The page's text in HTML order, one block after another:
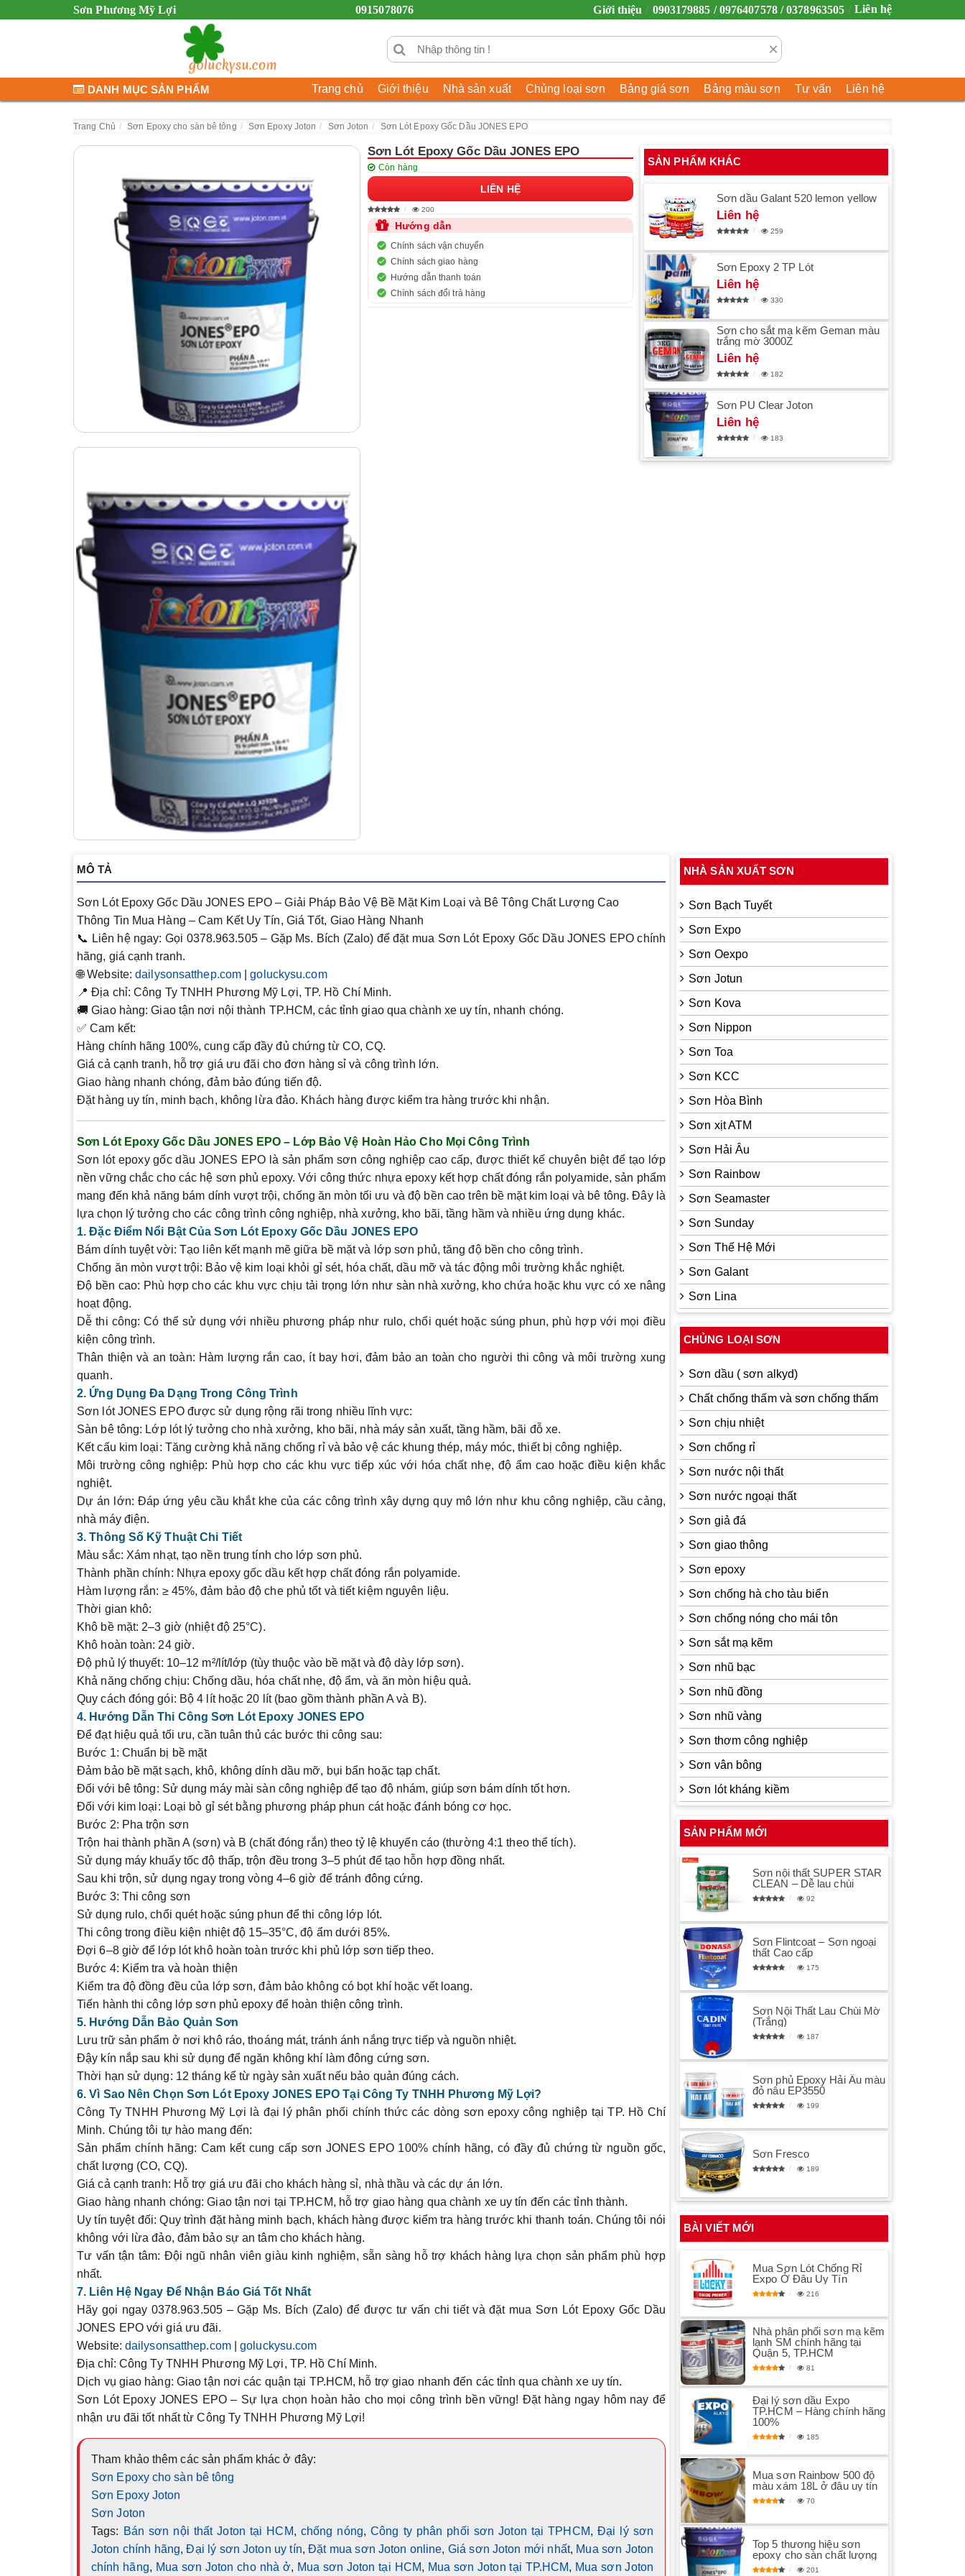
Sơn Phương Mỹ Lợi 0915078076 Giới thiệu 0903179885 / 0976407578 / 0378963505 Liên hệ
×
Trang chủ Giới thiệu Nhà sản xuất Chủng loại sơn Bảng giá sơn Bảng màu sơn Tư vấn Liên hệ
DANH MỤC SẢN PHẨM
Trang Chủ Sơn Epoxy cho sàn bê tông Sơn Epoxy Joton Sơn Joton Sơn Lót Epoxy Gốc Dầu JONES EPO
Sơn Lót Epoxy Gốc Dầu JONES EPO
Còn hàng
LIÊN HỆ
200
Hướng dẫn
Chính sách vận chuyển
Chính sách giao hàng
Hướng dẫn thanh toán
Chính sách đổi trả hàng
SẢN PHẨM KHÁC
Sơn dầu Galant 520 lemon yellow
Liên hệ
259
Sơn Epoxy 2 TP Lót
Liên hệ
330
Sơn cho sắt mạ kẽm Geman màu
trắng mờ 3000Z
Liên hệ
182
Sơn PU Clear Joton
Liên hệ
183
MÔ TẢ
Sơn Lót Epoxy Gốc Dầu JONES EPO – Giải Pháp Bảo Vệ Bề Mặt Kim Loại và Bê Tông Chất Lượng Cao
Thông Tin Mua Hàng – Cam Kết Uy Tín, Giá Tốt, Giao Hàng Nhanh
📞 Liên hệ ngay: Gọi 0378.963.505– Gặp Ms. Bích (Zalo) để đặt mua Sơn Lót Epoxy Gốc Dầu JONES EPO chính
hãng, giá cạnh tranh.
🌐Website:dailysonsatthep.com |goluckysu.com
📍Địa chỉ: Công Ty TNHH Phương Mỹ Lợi, TP. Hồ Chí Minh.
🚚Giao hàng: Giao tận nơi nội thành TP.HCM, các tỉnh giao qua chành xe uy tín, nhanh chóng.
✅Cam kết:
Hàng chính hãng 100%, cung cấp đầy đủ chứng từ CO, CQ.
Giá cả cạnh tranh, hỗ trợ giá ưu đãi cho đơn hàng sỉ và công trình lớn.
Giao hàng nhanh chóng, đảm bảo đúng tiến độ.
Đặt hàng uy tín, minh bạch, không lừa đảo. Khách hàng được kiểm tra hàng trước khi nhận.
Sơn Lót Epoxy Gốc Dầu JONES EPO – Lớp Bảo Vệ Hoàn Hảo Cho Mọi Công Trình
Sơn lót epoxy gốc dầu JONES EPO là sản phẩm sơn công nghiệp cao cấp, được thiết kế chuyên biệt để tạo lớp
nền vững chắc cho các hệ sơn phủ epoxy. Với công thức nhựa epoxy kết hợp chất đóng rắn polyamide, sản phẩm
mang đến khả năng bám dính vượt trội, chống ăn mòn tối ưu và độ bền cao trên bề mặt kim loại và bê tông. Đây là
lựa chọn lý tưởng cho các công trình công nghiệp, nhà xưởng, kho bãi, tầng hầm và nhiều ứng dụng khác.
1. Đặc Điểm Nổi Bật Của Sơn Lót Epoxy Gốc Dầu JONES EPO
Bám dính tuyệt vời: Tạo liên kết mạnh mẽ giữa bề mặt và lớp sơn phủ, tăng độ bền cho công trình.
Chống ăn mòn vượt trội: Bảo vệ kim loại khỏi gỉ sét, hóa chất, dầu mỡ và tác động môi trường khắc nghiệt.
Độ bền cao: Phù hợp cho các khu vực chịu tải trọng lớn như sàn nhà xưởng, kho chứa hoặc khu vực có xe nâng
hoạt động.
Dễ thi công: Có thể sử dụng với nhiều phương pháp như rulo, chổi quét hoặc súng phun, phù hợp với mọi điều
kiện công trình.
Thân thiện và an toàn: Hàm lượng rắn cao, ít bay hơi, đảm bảo an toàn cho người thi công và môi trường xung
quanh.
2. Ứng Dụng Đa Dạng Trong Công Trình
Sơn lótJONES EPOđược sử dụng rộng rãi trong nhiều lĩnh vực:
Sàn bê tông: Lớp lót lý tưởng cho nhà xưởng, kho bãi, nhà máy sản xuất, tầng hầm, bãi đỗ xe.
Kết cấu kim loại: Tăng cường khả năng chống rỉ và bảo vệ các khung thép, máy móc, thiết bị công nghiệp.
Môi trường công nghiệp: Phù hợp cho các khu vực tiếp xúc với hóa chất nhẹ, độ ẩm cao hoặc điều kiện khắc
nghiệt.
Dự án lớn: Đáp ứng yêu cầu khắt khe của các công trình xây dựng quy mô lớn như khu công nghiệp, cầu cảng,
nhà máy điện.
3. Thông Số Kỹ Thuật Chi Tiết
Màu sắc: Xám nhạt, tạo nền trung tính cho lớp sơn phủ.
Thành phần chính: Nhựa epoxy gốc dầu kết hợp chất đóng rắn polyamide.
Hàm lượng rắn: ≥ 45%, đảm bảo độ che phủ tốt và tiết kiệm nguyên liệu.
Thời gian khô:
Khô bề mặt: 2–3 giờ (nhiệt độ 25°C).
Khô hoàn toàn: 24 giờ.
Độ phủ lý thuyết: 10–12 m²/lít/lớp (tùy thuộc vào bề mặt và độ dày lớp sơn).
Khả năng chống chịu: Chống dầu, hóa chất nhẹ, độ ẩm, và ăn mòn hiệu quả.
Quy cách đóng gói: Bộ 4 lít hoặc 20 lít (bao gồm thành phần A và B).
4. Hướng Dẫn Thi Công Sơn Lót Epoxy JONES EPO
Để đạt hiệu quả tối ưu, cần tuân thủ các bước thi công sau:
Bước 1: Chuẩn bị bề mặt
Đảm bảo bề mặt sạch, khô, không dính dầu mỡ, bụi bẩn hoặc tạp chất.
Đối với bê tông: Sử dụng máy mài sàn công nghiệp để tạo độ nhám, giúp sơn bám dính tốt hơn.
Đối với kim loại: Loại bỏ gỉ sét bằng phương pháp phun cát hoặc đánh bóng cơ học.
Bước 2: Pha trộn sơn
Trộn hai thành phần A (sơn) và B (chất đóng rắn) theo tỷ lệ khuyến cáo (thường 4:1 theo thể tích).
Sử dụng máy khuấy tốc độ thấp, trộn đều trong 3–5 phút để tạo hỗn hợp đồng nhất.
Sau khi trộn, sử dụng ngay trong vòng 4–6 giờ để tránh đông cứng.
Bước 3: Thi công sơn
Sử dụng rulo, chổi quét hoặc súng phun để thi công lớp lót.
Thi công trong điều kiện nhiệt độ 15–35°C, độ ẩm dưới 85%.
Đợi 6–8 giờ để lớp lót khô hoàn toàn trước khi phủ lớp sơn tiếp theo.
Bước 4: Kiểm tra và hoàn thiện
Kiểm tra độ đồng đều của lớp sơn, đảm bảo không có bọt khí hoặc vết loang.
Tiến hành thi công lớp sơn phủ epoxy để hoàn thiện công trình.
5. Hướng Dẫn Bảo Quản Sơn
Lưu trữ sản phẩm ở nơi khô ráo, thoáng mát, tránh ánh nắng trực tiếp và nguồn nhiệt.
Đậy kín nắp sau khi sử dụng để ngăn không khí làm đông cứng sơn.
Thời hạn sử dụng: 12 tháng kể từ ngày sản xuất nếu bảo quản đúng cách.
6. Vì Sao Nên Chọn Sơn Lót Epoxy JONES EPO Tại Công Ty TNHH Phương Mỹ Lợi?
Công Ty TNHH Phương Mỹ Lợi là đại lý phân phối chính thức các dòng sơn epoxy công nghiệp tại TP. Hồ Chí
Minh. Chúng tôi tự hào mang đến:
Sản phẩm chính hãng: Cam kết cung cấp sơn JONES EPO 100% chính hãng, có đầy đủ chứng từ nguồn gốc,
chất lượng (CO, CQ).
Giá cả cạnh tranh: Hỗ trợ giá ưu đãi cho khách hàng sỉ, nhà thầu và các dự án lớn.
Giao hàng nhanh chóng: Giao tận nơi tại TP.HCM, hỗ trợ giao hàng qua chành xe uy tín đến các tỉnh thành.
Uy tín tuyệt đối: Quy trình đặt hàng minh bạch, khách hàng được kiểm tra hàng trước khi thanh toán. Chúng tôi nói
không với lừa đảo, đảm bảo sự an tâm cho khách hàng.
Tư vấn tận tâm: Đội ngũ nhân viên giàu kinh nghiệm, sẵn sàng hỗ trợ khách hàng lựa chọn sản phẩm phù hợp
nhất.
7. Liên Hệ Ngay Để Nhận Báo Giá Tốt Nhất
Hãy gọi ngay 0378.963.505– Gặp Ms. Bích (Zalo) để được tư vấn chi tiết và đặt mua Sơn Lót Epoxy Gốc Dầu
JONES EPOvới giá ưu đãi.
Website: dailysonsatthep.com|goluckysu.com
Địa chỉ: Công Ty TNHH Phương Mỹ Lợi, TP. Hồ Chí Minh.
Dịch vụ giao hàng: Giao tận nơi các quận tại TP.HCM, hỗ trợ giao nhanh đến các tỉnh qua chành xe uy tín.
Sơn Lót Epoxy JONES EPO – Sự lựa chọn hoàn hảo cho mọi công trình bền vững! Đặt hàng ngay hôm nay để
nhận ưu đãi tốt nhất từ Công Ty TNHH Phương Mỹ Lợi!
Tham khảo thêm các sản phẩm khác ở đây:
Sơn Epoxy cho sàn bê tông
Sơn Epoxy Joton
Sơn Joton
Tags: Bán sơn nội thất Joton tại HCM, chống nóng,Công ty phân phối sơn Joton tại TPHCM, Đại lý sơn
Joton chính hãng,Đại lý sơn Joton uy tín,Đặt mua sơn Joton online, Giá sơn Joton mới nhất, Mua sơn Joton
chính hãng, Mua sơn Joton cho nhà ở, Mua sơn Joton tại HCM, Mua sơn Joton tại TP.HCM, Mua sơn Joton
NHÀ SẢN XUẤT SƠN
Sơn Bạch Tuyết
Sơn Expo
Sơn Oexpo
Sơn Jotun
Sơn Kova
Sơn Nippon
Sơn Toa
Sơn KCC
Sơn Hòa Bình
Sơn xịt ATM
Sơn Hải Âu
Sơn Rainbow
Sơn Seamaster
Sơn Sunday
Sơn Thế Hệ Mới
Sơn Galant
Sơn Lina
CHỦNG LOẠI SƠN
Sơn dầu ( sơn alkyd)
Chất chống thấm và sơn chống thấm
Sơn chịu nhiệt
Sơn chống rỉ
Sơn nước nội thất
Sơn nước ngoại thất
Sơn giả đá
Sơn giao thông
Sơn epoxy
Sơn chống hà cho tàu biển
Sơn chống nóng cho mái tôn
Sơn sắt mạ kẽm
Sơn nhũ bạc
Sơn nhũ đồng
Sơn nhũ vàng
Sơn thơm công nghiệp
Sơn vân bông
Sơn lót kháng kiềm
SẢN PHẨM MỚI
Sơn nội thất SUPER STAR
CLEAN – Dễ lau chùi
92
Sơn Flintcoat – Sơn ngoại
thất Cao cấp
175
Sơn Nội Thất Lau Chùi Mờ
(Trắng)
187
Sơn phủ Epoxy Hải Âu màu
đỏ nâu EP3550
199
Sơn Fresco
189
BÀI VIẾT MỚI
Mua Sơn Lót Chống Rỉ
Expo Ở Đâu Uy Tín
216
Nhà phân phối sơn mạ kẽm
lạnh SM chính hãng tại
Quận 5, TP.HCM
81
Đại lý sơn dầu Expo
TP.HCM – Hàng chính hãng
100%
185
Mua sơn Rainbow 500 độ
màu xám 18L ở đâu uy tín
70
Top 5 thương hiệu sơn
epoxy cho sàn chất lượng
201